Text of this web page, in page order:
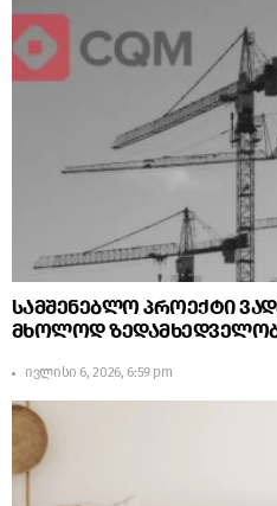
სამშენებლო პროექტი
მხოლოდ
ივლისი 6, 2026, 6:59 pm